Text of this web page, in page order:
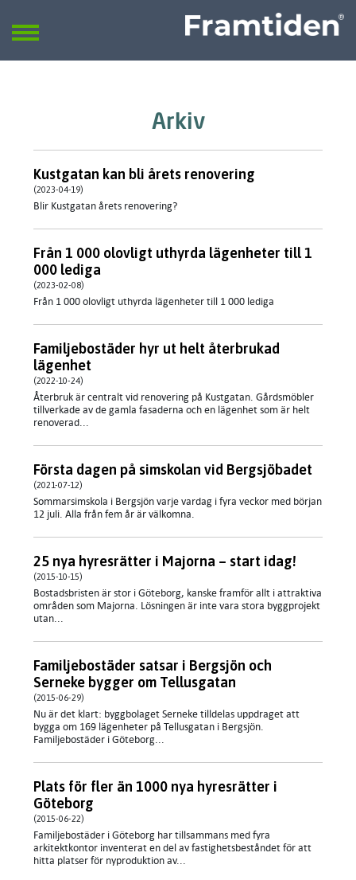
SÖK
Arkiv
Kustgatan kan bli årets renovering
(2023-04-19)
Blir Kustgatan årets renovering?
Från 1 000 olovligt uthyrda lägenheter till 1
000 lediga
(2023-02-08)
Från 1 000 olovligt uthyrda lägenheter till 1 000 lediga
Familjebostäder hyr ut helt återbrukad
lägenhet
(2022-10-24)
Återbruk är centralt vid renovering på Kustgatan. Gårdsmöbler
tillverkade av de gamla fasaderna och en lägenhet som är helt
renoverad...
Första dagen på simskolan vid Bergsjöbadet
(2021-07-12)
Sommarsimskola i Bergsjön varje vardag i fyra veckor med början
12 juli. Alla från fem år är välkomna.
25 nya hyresrätter i Majorna – start idag!
(2015-10-15)
Bostadsbristen är stor i Göteborg, kanske framför allt i attraktiva
områden som Majorna. Lösningen är inte vara stora byggprojekt
utan...
Familjebostäder satsar i Bergsjön och
Serneke bygger om Tellusgatan
(2015-06-29)
Nu är det klart: byggbolaget Serneke tilldelas uppdraget att
bygga om 169 lägenheter på Tellusgatan i Bergsjön.
Familjebostäder i Göteborg...
Plats för fler än 1000 nya hyresrätter i
Göteborg
(2015-06-22)
Familjebostäder i Göteborg har tillsammans med fyra
arkitektkontor inventerat en del av fastighetsbeståndet för att
hitta platser för nyproduktion av...